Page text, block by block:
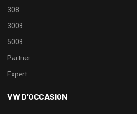
308
3008
5008
Partner
Expert
VW D’OCCASION